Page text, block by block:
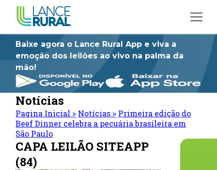
Baixe agora o Lance Rural App e viva a
emoção dos leilões ao vivo na palma da
mão!
Notícias
Pagina Inicial > Notícias > Primeira edição do
Beef Dinner celebra a pecuária brasileira em
São Paulo
CAPA LEILÃO SITEAPP
(84)